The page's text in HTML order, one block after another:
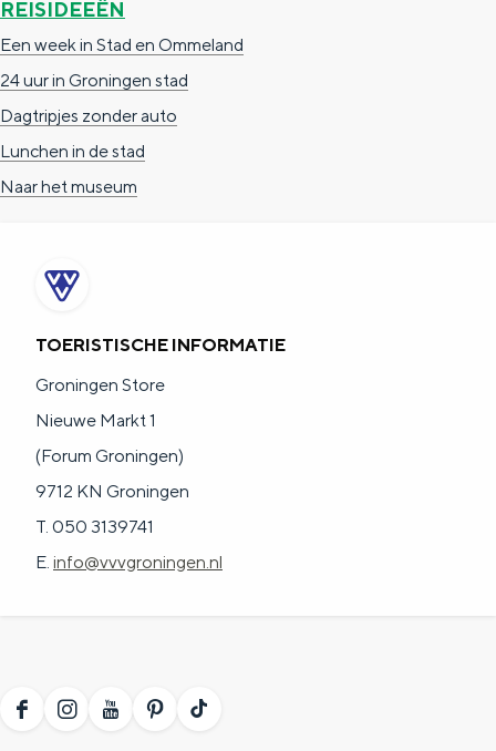
REISIDEEËN
Een week in Stad en Ommeland
24 uur in Groningen stad
Dagtripjes zonder auto
Lunchen in de stad
Naar het museum
TOERISTISCHE INFORMATIE
Groningen Store
Nieuwe Markt 1
(Forum Groningen)
9712 KN Groningen
T. 050 3139741
E. info@vvvgroningen.nl
F
I
Y
T